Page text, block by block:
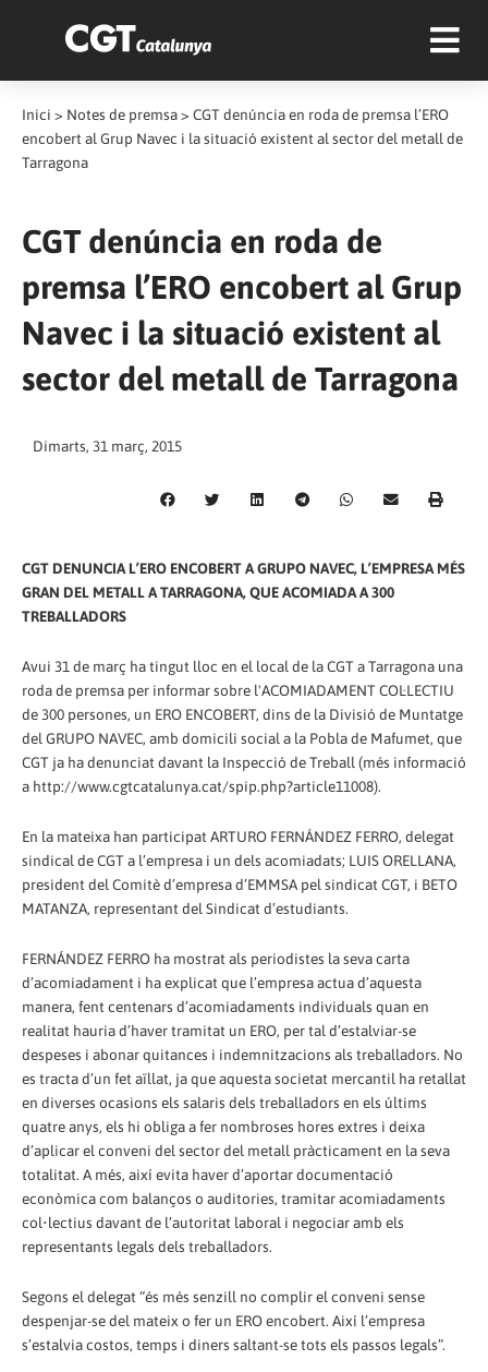
Inici > Notes de premsa> CGT denúncia en roda de premsa l’ERO
encobert al Grup Navec i la situació existent al sector del metall de
Tarragona
CGT denúncia en roda de
premsa l’ERO encobert al Grup
Navec i la situació existent al
sector del metall de Tarragona
Dimarts, 31 març, 2015
CGT DENUNCIA L’ERO ENCOBERT A GRUPO NAVEC, L’EMPRESA MÉS
GRAN DEL METALL A TARRAGONA, QUE ACOMIADA A 300
TREBALLADORS
Avui 31 de març ha tingut lloc en el local de la CGT a Tarragona una
roda de premsa per informar sobre l'ACOMIADAMENT COL·LECTIU
de 300 persones, un ERO ENCOBERT, dins de la Divisió de Muntatge
del GRUPO NAVEC, amb domicili social a la Pobla de Mafumet, que
CGT ja ha denunciat davant la Inspecció de Treball (més informació
a http://www.cgtcatalunya.cat/spip.php?article11008).
En la mateixa han participat ARTURO FERNÁNDEZ FERRO, delegat
sindical de CGT a l’empresa i un dels acomiadats; LUIS ORELLANA,
president del Comitè d’empresa d’EMMSA pel sindicat CGT, i BETO
MATANZA, representant del Sindicat d’estudiants.
FERNÁNDEZ FERRO ha mostrat als periodistes la seva carta
d’acomiadament i ha explicat que l’empresa actua d’aquesta
manera, fent centenars d’acomiadaments individuals quan en
realitat hauria d’haver tramitat un ERO, per tal d’estalviar-se
despeses i abonar quitances i indemnitzacions als treballadors. No
es tracta d’un fet aïllat, ja que aquesta societat mercantil ha retallat
en diverses ocasions els salaris dels treballadors en els últims
quatre anys, els hi obliga a fer nombroses hores extres i deixa
d’aplicar el conveni del sector del metall pràcticament en la seva
totalitat. A més, així evita haver d’aportar documentació
econòmica com balanços o auditories, tramitar acomiadaments
col•lectius davant de l’autoritat laboral i negociar amb els
representants legals dels treballadors.
Segons el delegat “és més senzill no complir el conveni sense
despenjar-se del mateix o fer un ERO encobert. Així l’empresa
s’estalvia costos, temps i diners saltant-se tots els passos legals”.